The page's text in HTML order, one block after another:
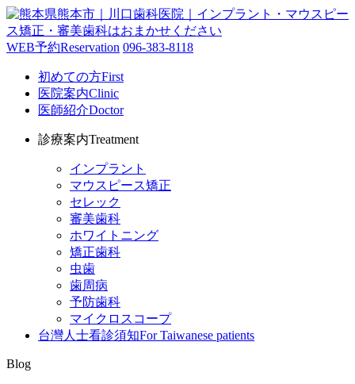
WEB予約Reservation 096-383-8118
初めての方First
医院案内Clinic
医師紹介Doctor
診療案内Treatment
インプラント
マウスピース矯正
セレック
審美歯科
ホワイトニング
矯正歯科
虫歯
歯周病
予防歯科
マイクロスコープ
台灣人士看診須知For Taiwanese patients
Blog